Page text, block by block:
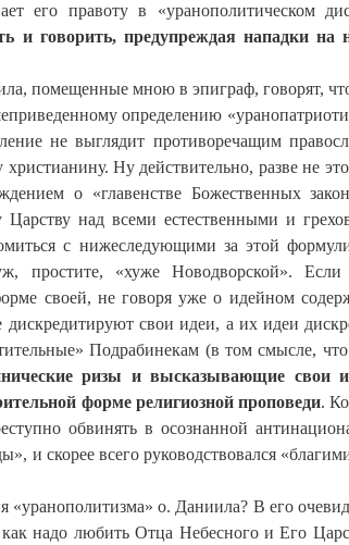
его правоту в «уранополитическом
и говорить, предупреждая нападки
помещенные мною в эпиграф, говорят,
определению
не выглядит противоречащим
Ну действительно, разве не
о «главенстве Божественных
над всеми естественными и
с нижеследующими за этой
простите, «хуже Новодворской».
своей, не говоря уже о идейном
свои идеи, а их идеи
Подрабинекам (в том смысле, что
ризы и высказывающие свои
форме религиозной проповеди.
обвинять в осознанной
и скорее всего руководствовался
о. Даниила? В его
надо любить Отца Небесного и Его